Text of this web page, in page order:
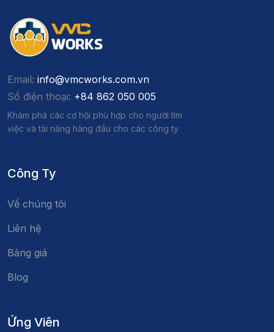
Email: info@vmcworks.com.vn
Số điện thoại: +84 862 050 005
Khám phá các cơ hội phù hợp cho người tìm
việc và tài năng hàng đầu cho các công ty
Công Ty
Về chúng tôi
Liên hệ
Bảng giá
Blog
Ứng Viên